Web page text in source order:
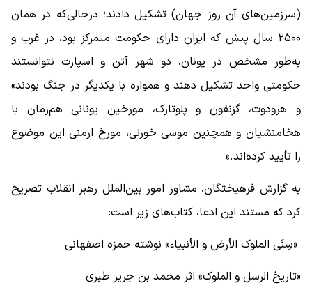
(سرزمین‌های آن روز جهان) تشکیل دادند؛ درحالی‌که در همان
۲۵۰۰ سال پیش که ایران دارای حکومت متمرکز بود، در غرب و
به‌طور مشخص در یونان، دو شهر آتن و اسپارت نتوانستند
حکومتی واحد تشکیل دهند و همواره با یکدیگر در جنگ بودند»
و هرودوت، گزنفون و پلوتارک، مورخین یونانی هم‌زمان با
هخامنشیان و همچنین موسی خورنی، مورخ ارمنی این موضوع
را تأیید کرده‌اند.»
به گزارش فرهیختگان، مشاور امور بین‌الملل رهبر انقلاب تصریح
کرد که مستند این ادعا، کتاب‌های زیر است:
«سِنَی الملوک الأرض و الأنبیاء» نوشته حمزه اصفهانی
«تاریخ الرسل و الملوک» اثر محمد بن جریر طبری